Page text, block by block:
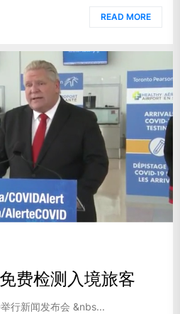
READ MORE
费检测入境旅客
行新闻发布会 &nbs...